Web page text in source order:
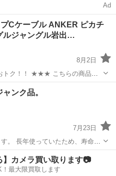
Ad
Cケーブル ANKER ピカチ
ルジャングル岩出…
8月2日
こちらの商品を
「ジモティーを見た」と言って
3%OFF "の特別価格にて販
ンク品。
7月23日
命み
ーで吹いてもらいましたが、使
その他 充電器
】カメラ買い取ります📷
最大限買取します